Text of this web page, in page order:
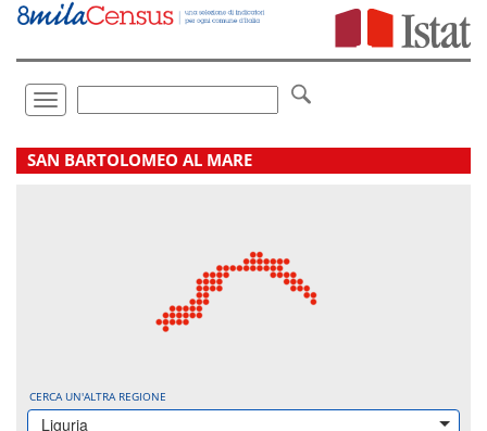
Vai
direttamente
Toggle
navigation
.
SAN BARTOLOMEO AL MARE
CERCA UN'ALTRA REGIONE
Liguria